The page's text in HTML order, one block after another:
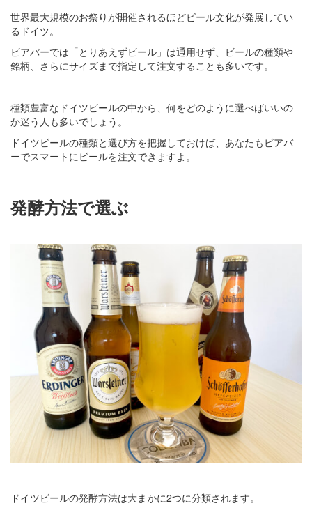
世界最大規模のお祭りが開催されるほどビール文化が発展してい
るドイツ。
ビアバーでは「とりあえずビール」は通用せず、ビールの種類や
銘柄、さらにサイズまで指定して注文することも多いです。
種類豊富なドイツビールの中から、何をどのように選べばいいの
か迷う人も多いでしょう。
ドイツビールの種類と選び方を把握しておけば、あなたもビアバ
ーでスマートにビールを注文できますよ。
発酵方法で選ぶ
ドイツビールの発酵方法は大まかに2つに分類されます。